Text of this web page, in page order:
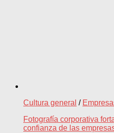
Cultura general /
Fotografía corporativa
confianza de las